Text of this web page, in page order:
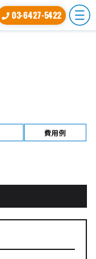
03-6427-5422
費用例